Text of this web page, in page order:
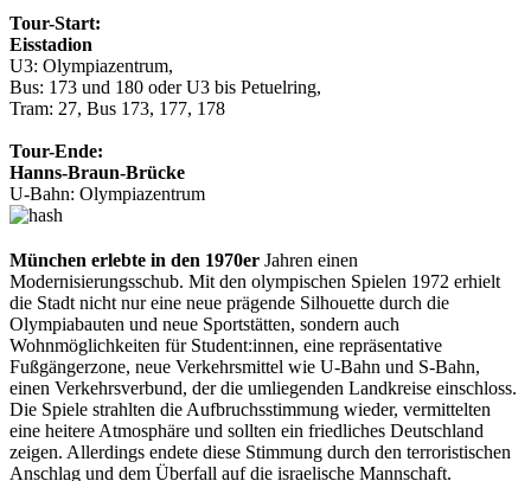
Tour-Start:
Eisstadion
U3: Olympiazentrum,
Bus: 173 und 180 oder U3 bis Petuelring,
Tram: 27, Bus 173, 177, 178
Tour-Ende:
Hanns-Braun-Brücke
U-Bahn: Olympiazentrum
München erlebte in den 1970er Jahren einen
Modernisierungsschub. Mit den olympischen Spielen 1972 erhielt
die Stadt nicht nur eine neue prägende Silhouette durch die
Olympiabauten und neue Sportstätten, sondern auch
Wohnmöglichkeiten für Student:innen, eine repräsentative
Fußgängerzone, neue Verkehrsmittel wie U-Bahn und S-Bahn,
einen Verkehrsverbund, der die umliegenden Landkreise einschloss.
Die Spiele strahlten die Aufbruchsstimmung wieder, vermittelten
eine heitere Atmosphäre und sollten ein friedliches Deutschland
zeigen. Allerdings endete diese Stimmung durch den terroristischen
Anschlag und dem Überfall auf die israelische Mannschaft.